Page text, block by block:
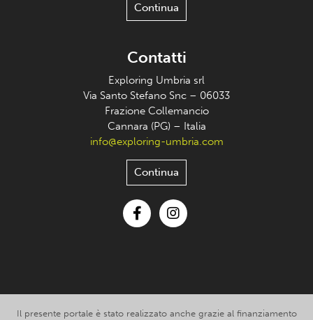
Continua
Contatti
Exploring Umbria srl
Via Santo Stefano Snc – 06033
Frazione Collemancio
Cannara (PG) – Italia
info@exploring-umbria.com
Continua
Il presente portale è stato realizzato anche grazie al finanziamento